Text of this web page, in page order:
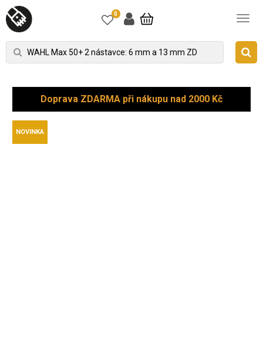
0
Doprava ZDARMA při nákupu nad 2000 Kč
NOVINKA